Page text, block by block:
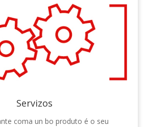
Servizos
coma un bo produto é o seu